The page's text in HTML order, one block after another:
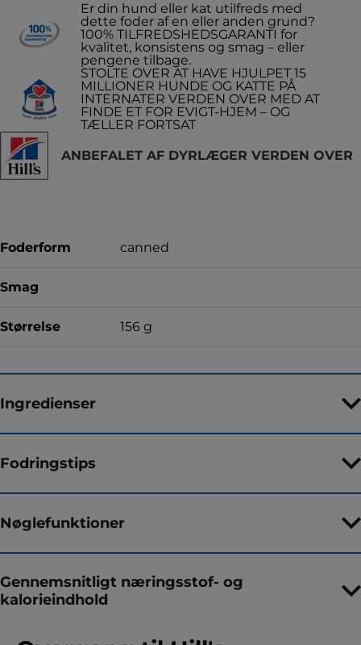
Er din hund eller kat utilfreds med
dette foder af en eller anden grund?
100% TILFREDSHEDSGARANTI for
kvalitet, konsistens og smag – eller
pengene tilbage.
STOLTE OVER AT HAVE HJULPET 15
MILLIONER HUNDE OG KATTE PÅ
INTERNATER VERDEN OVER MED AT
FINDE ET FOR EVIGT-HJEM – OG
TÆLLER FORTSAT
ANBEFALET AF DYRLÆGER VERDEN OVER
Foderform canned
Smag
Størrelse 156 g
Ingredienser
Fodringstips
Nøglefunktioner
Gennemsnitligt næringsstof- og
kalorieindhold